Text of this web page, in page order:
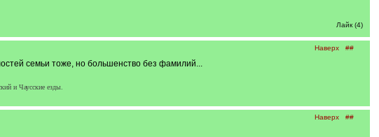
Лайк (4)
Наверх ##
семьи тоже, но большенство без фамилий...
и Чаусские езды.
Наверх ##